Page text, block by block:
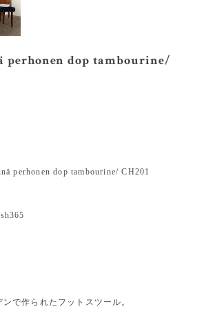
perhonen dop tambourine/
perhonen dop tambourine/ CH201
で作られたフットスツール。